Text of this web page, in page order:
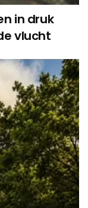
in druk
vlucht